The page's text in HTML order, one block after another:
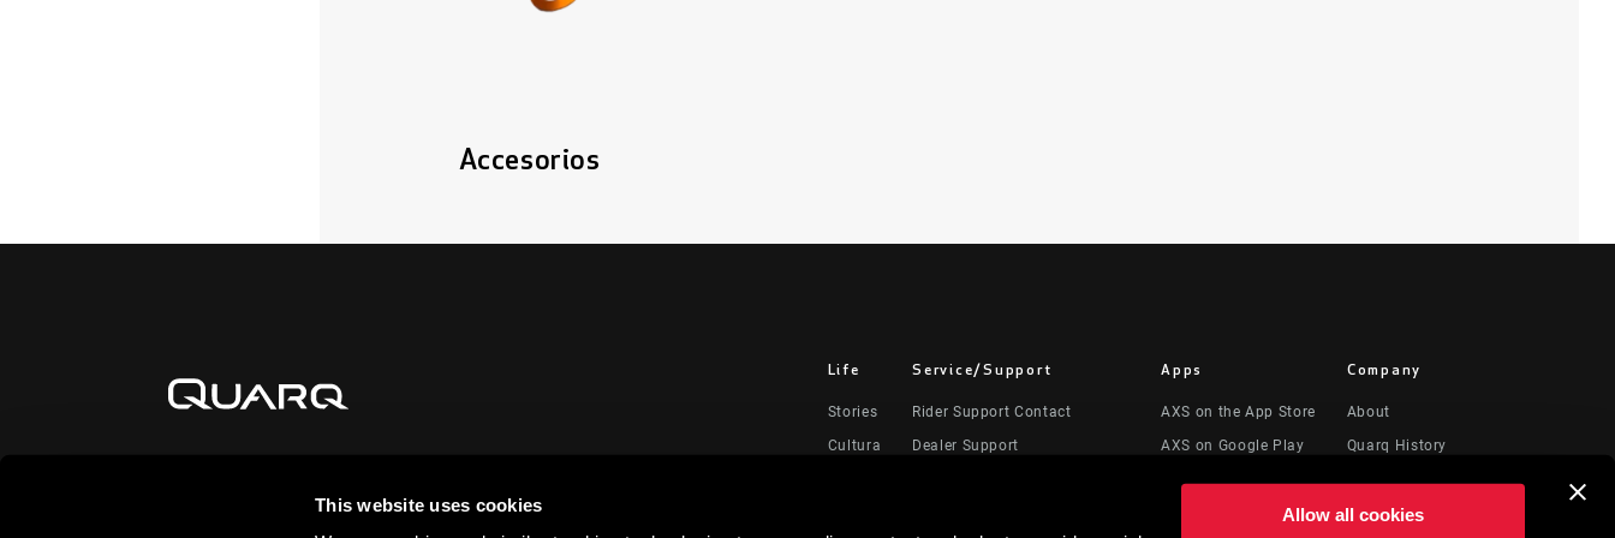
This website uses cookies
Allow all cookies
Accesorios
Life
Stories
Cultura
Service/Support
Rider Support Contact
Dealer Support
Apps
AXS on the App Store
AXS on Google Play
AXS Web
Company
About
Quarq History
Media
Careers